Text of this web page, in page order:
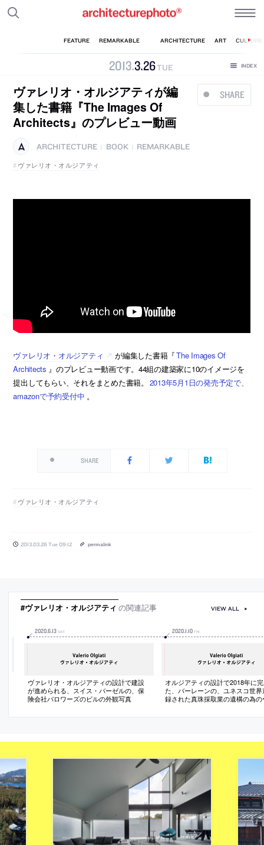
2013.3.26TUE
SHARE
ヴァレリオ・オルジアティが編
集した書籍『The Images Of
Architects』のプレビュー動画
ARCHITECTURE BOOK
REMARKABLE
ヴァレリオ・オルジアティ
ヴァレリオ・オルジアティ が編集した書籍『The Images Of
Architects 』のプレビュー動画です。44組の建築家に10のイメージを
提出してもらい、それをまとめた書籍。 2013年5月1日の発売予定で、
amazonで予約受付中 。
SHARE
ヴァレリオ・オルジアティ
2013.03.26 Tue 09:12 permalink
#ヴァレリオ・オルジアティ の関連記事
2020.6.13 SAT
ヴァレリオ・オルジアティの設計で建設
が進められる、スイス・バーゼルの、保
険会社バロワーズのビルの外観写真
2020.1 10 FRI
オルジアティの設計で2018年に
た、バーレーンの、ユネスコ世界
録された真珠採取業の遺構の為の
Centre」の、イワン・バーンの撮
VIEW ALL